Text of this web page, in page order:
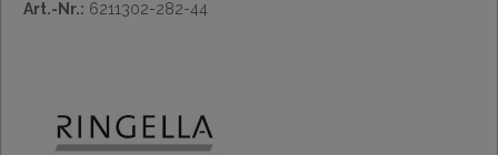
Art.-Nr.: 6211302-282-44